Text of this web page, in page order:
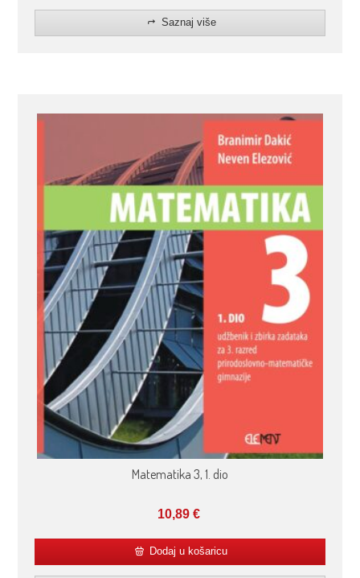
Saznaj više
Matematika 3, 1. dio
10,89 €
Dodaj u košaricu